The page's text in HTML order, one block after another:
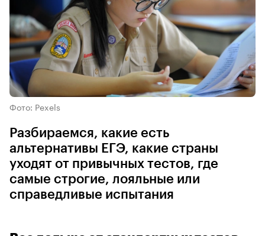
Фото: Pexels
Разбираемся, какие есть
альтернативы ЕГЭ, какие страны
уходят от привычных тестов, где
самые строгие, лояльные или
справедливые испытания